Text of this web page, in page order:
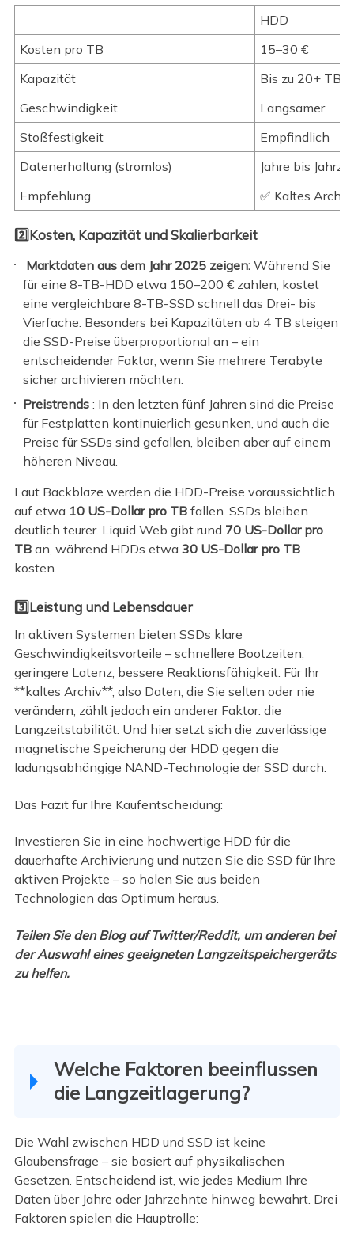
HDD
Kosten pro TB
15–30 €
Kapazität
Bis zu 20+ TB
Geschwindigkeit
Langsamer
Stoßfestigkeit
Empfindlich
Datenerhaltung (stromlos)
Jahre bis
Empfehlung
✅ Kaltes Archiv
2️⃣Kosten, Kapazität und Skalierbarkeit
Marktdaten aus dem Jahr 2025 zeigen:Während Sie
für eine 8-TB-HDD etwa 150–200 € zahlen, kostet
eine vergleichbare 8-TB-SSD schnell das Drei- bis
Vierfache. Besonders bei Kapazitäten ab 4 TB steigen
die SSD-Preise überproportional an – ein
entscheidender Faktor, wenn Sie mehrere Terabyte
sicher archivieren möchten.
Preistrends : In den letzten fünf Jahren sind die Preise
für Festplatten kontinuierlich gesunken, und auch die
Preise für SSDs sind gefallen, bleiben aber auf einem
höheren Niveau.
Laut Backblaze werden die HDD-Preise voraussichtlich
auf etwa 10 US-Dollar pro TBfallen. SSDs bleiben
deutlich teurer. Liquid Web gibt rund 70 US-Dollar pro
TBan, während HDDs etwa 30 US-Dollar pro TB
kosten.
3️⃣Leistung und Lebensdauer
In aktiven Systemen bieten SSDs klare
Geschwindigkeitsvorteile – schnellere Bootzeiten,
geringere Latenz, bessere Reaktionsfähigkeit. Für Ihr
**kaltes Archiv**, also Daten, die Sie selten oder nie
verändern, zählt jedoch ein anderer Faktor: die
Langzeitstabilität. Und hier setzt sich die zuverlässige
magnetische Speicherung der HDD gegen die
ladungsabhängige NAND-Technologie der SSD durch.
Das Fazit für Ihre Kaufentscheidung:
Investieren Sie in eine hochwertige HDD für die
dauerhafte Archivierung und nutzen Sie die SSD für Ihre
aktiven Projekte – so holen Sie aus beiden
Technologien das Optimum heraus.
Teilen Sie den Blog auf Twitter/Reddit, um anderen bei
der Auswahl eines geeigneten Langzeitspeichergeräts
zu helfen.
Welche Faktoren beeinflussen
die Langzeitlagerung?
Die Wahl zwischen HDD und SSD ist keine
Glaubensfrage – sie basiert auf physikalischen
Gesetzen. Entscheidend ist, wie jedes Medium Ihre
Daten über Jahre oder Jahrzehnte hinweg bewahrt. Drei
Faktoren spielen die Hauptrolle: